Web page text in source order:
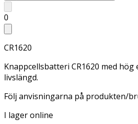
0
CR1620
Knappcellsbatteri CR1620 med
livslängd.
Följ anvisningarna på produkten/
I lager online